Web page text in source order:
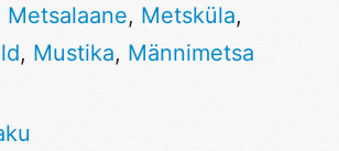
Metsalaane, Metsküla,
, Mustika, Männimetsa